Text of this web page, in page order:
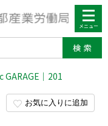
GARAGE｜201
お気に入りに追加